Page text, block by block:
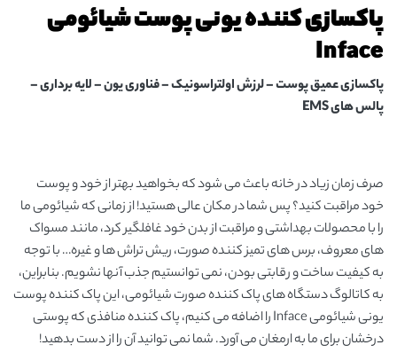
پاکسازی کننده یونی پوست شیائومی
Inface
پاکسازی عمیق پوست – لرزش اولتراسونیک – فناوری یون – لایه برداری –
پالس های EMS
صرف زمان زیاد در خانه باعث می شود که بخواهید بهتر از خود و پوست
خود مراقبت کنید؟ پس شما در مکان عالی هستید! از زمانی که شیائومی ما
را با محصولات بهداشتی و مراقبت از بدن خود غافلگیر کرد، مانند مسواک
های معروف، برس های تمیز کننده صورت، ریش تراش ها و غیره… با توجه
به کیفیت ساخت و رقابتی بودن، نمی توانستیم جذب آنها نشویم. بنابراین،
به کاتالوگ دستگاه های پاک کننده صورت شیائومی، این پاک کننده پوست
یونی شیائومی Inface را اضافه می کنیم، پاک کننده منافذی که پوستی
درخشان برای ما به ارمغان می آورد. شما نمی توانید آن را از دست بدهید!